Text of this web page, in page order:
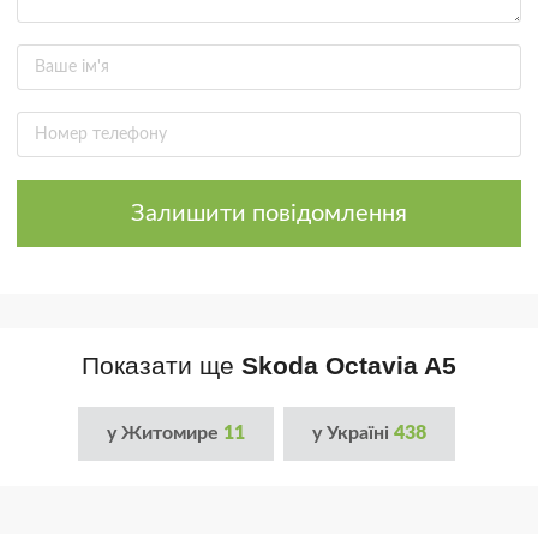
Залишити повідомлення
Показати ще Skoda Octavia A5
у Житомире 11 у Україні 438